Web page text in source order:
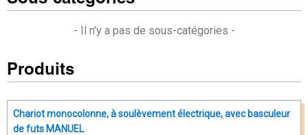
- Il n'y a pas de sous-catégories -
Produits
Chariot monocolonne, à soulèvement électrique, avec basculeur
de futs MANUEL